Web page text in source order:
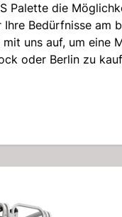
Palette die
Ihre Bedürfnisse am
mit uns auf, um eine
oder Berlin zu